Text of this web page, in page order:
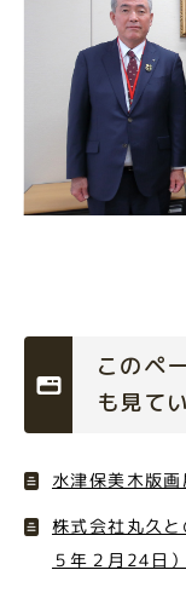
このペ
も見て
水津保美木版画
株式会社丸久
５年２月24日）